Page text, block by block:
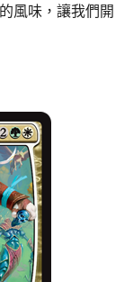
風味，讓我們開